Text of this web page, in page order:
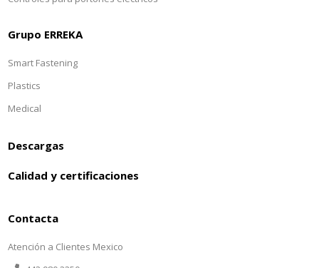
Grupo ERREKA
Smart Fastening
Plastics
Medical
Descargas
Calidad y certificaciones
Contacta
Atención a Clientes Mexico